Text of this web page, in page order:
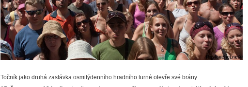
Točník jako druhá zastávka osmitýdenního hradního turné otevře své brány